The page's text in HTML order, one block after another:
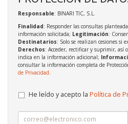
Responsable: BINARI TIC, S.L.
Finalidad: Responder las consultas
información solicitada; Legitimación:
Destinatarios: Solo se realizan cesiones si
Derechos: Acceder, rectificar y suprimir, así
indica en la información adicional;
consultar la información completa de
de Privacidad.
He leído y acepto la Política de